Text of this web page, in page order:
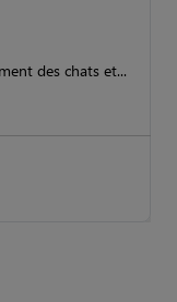
des chats et...